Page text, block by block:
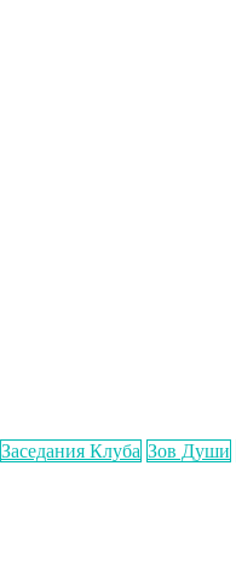
Заседания Клуба Зов Души